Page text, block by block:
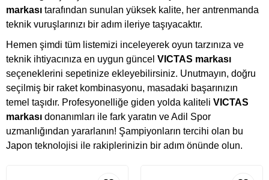
markası tarafından sunulan yüksek kalite, her antrenmanda
teknik vuruşlarınızı bir adım ileriye taşıyacaktır.
Hemen şimdi tüm listemizi inceleyerek oyun tarzınıza ve
teknik ihtiyacınıza en uygun güncel VICTAS markası
seçeneklerini sepetinize ekleyebilirsiniz. Unutmayın, doğru
seçilmiş bir raket kombinasyonu, masadaki başarınızın
temel taşıdır. Profesyonelliğe giden yolda kaliteli VICTAS
markası donanımları ile fark yaratın ve Adil Spor
uzmanlığından yararlanın! Şampiyonların tercihi olan bu
Japon teknolojisi ile rakiplerinizin bir adım önünde olun.